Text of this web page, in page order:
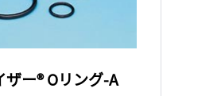
ザー® Oリング-A